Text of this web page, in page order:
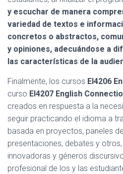
y escuchar de manera
variedad de textos e
concretos o abstractos,
y opiniones, adecuándose a
las características de la
Finalmente, los cursos EI4206
curso EI4207 English
creados en respuesta a la
seguir practicando el idioma a
basada en proyectos, paneles
presentaciones, debates y
innovadoras y géneros
profesional de los y las